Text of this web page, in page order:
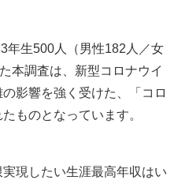
年生500人（男性182人／女
本調査は、新型コロナウイ
影響を強く受けた、「コロ
ものとなっています。
現したい生涯最高年収はい